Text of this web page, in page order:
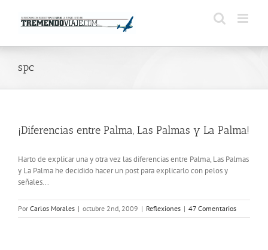
contenido
spc
¡Diferencias entre Palma, Las Palmas y La Palma!
Harto de explicar una y otra vez las diferencias entre Palma, Las Palmas
y La Palma he decidido hacer un post para explicarlo con pelos y
señales...
Por Carlos Morales | octubre 2nd, 2009 | Reflexiones | 47 Comentarios